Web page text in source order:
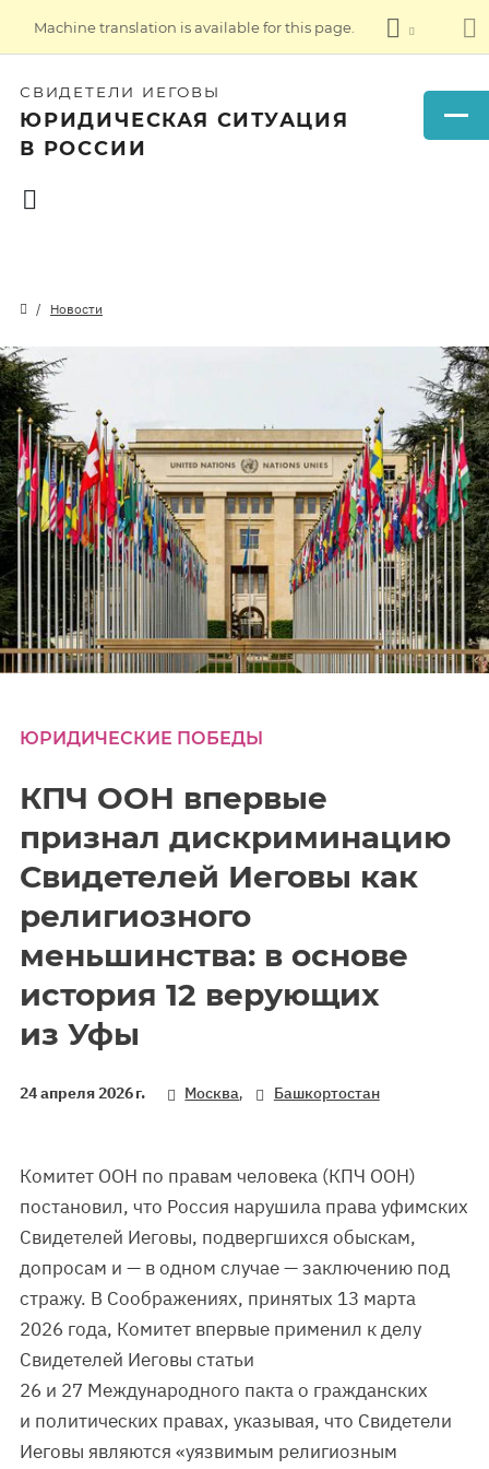
Machine translation is available for this page.
СВИДЕТЕЛИ ИЕГОВЫ
ЮРИДИЧЕСКАЯ СИТУАЦИЯ
В РОССИИ
Новости
ЮРИДИЧЕСКИЕ ПОБЕДЫ
КПЧ ООН впервые
признал дискриминацию
Свидетелей Иеговы как
религиозного
меньшинства: в основе
история 12 верующих
из Уфы
24 апреля 2026 г. Москва, Башкортостан
Комитет ООН по правам человека (КПЧ ООН)
постановил, что Россия нарушила права уфимских
Свидетелей Иеговы, подвергшихся обыскам,
допросам и — в одном случае — заключению под
стражу. В Соображениях, принятых 13 марта
2026 года, Комитет впервые применил к делу
Свидетелей Иеговы статьи
26 и 27 Международного пакта о гражданских
и политических правах, указывая, что Свидетели
Иеговы являются «уязвимым религиозным